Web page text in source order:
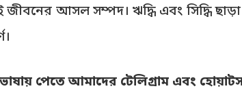
জীবনের আসল সম্পদ। ঋদ্ধি এবং সিদ্ধি
পেতে আমাদের টেলিগ্রাম এবং